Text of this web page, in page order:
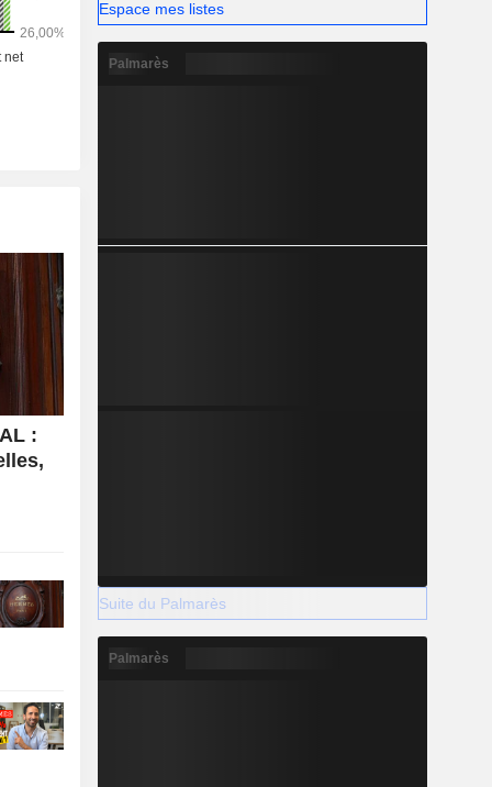
:
Espace mes listes
Palmarès
Suite du Palmarès
Palmarès